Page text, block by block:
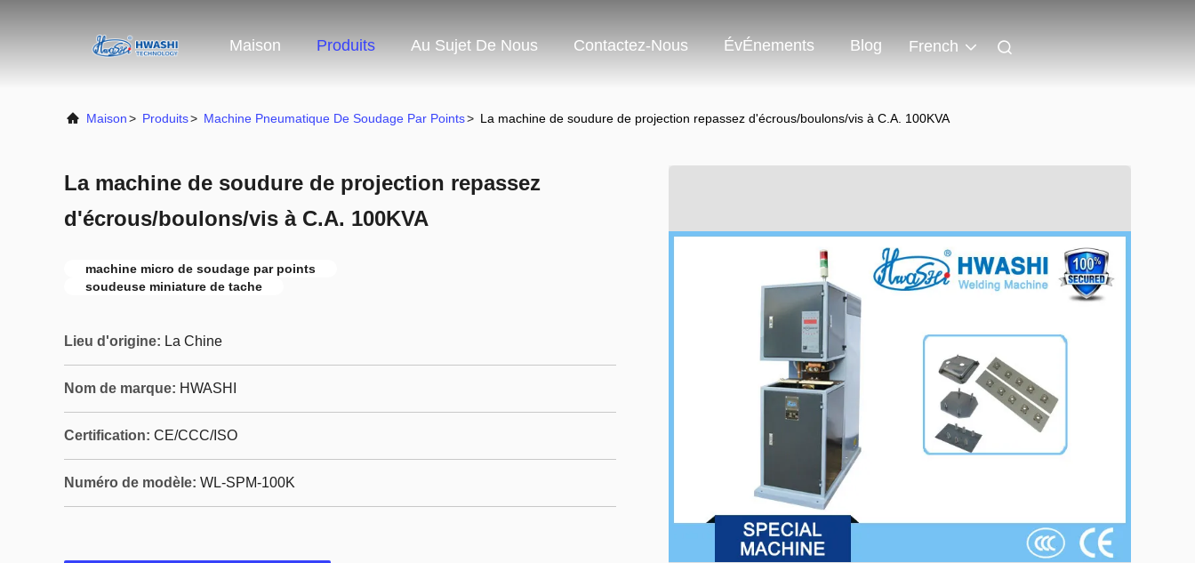
Maison Produits Au Sujet De Nous Contactez-Nous ÉvÉnements Blog French
Maison> Produits> Machine Pneumatique De Soudage Par Points> La machine de soudure de projection repassez d'écrous/boulons/vis à C.A. 100KVA
La machine de soudure de projection repassez
d'écrous/boulons/vis à C.A. 100KVA
machine micro de soudage par points
soudeuse miniature de tache
Lieu d'origine: La Chine
Nom de marque: HWASHI
Certification: CE/CCC/ISO
Numéro de modèle: WL-SPM-100K